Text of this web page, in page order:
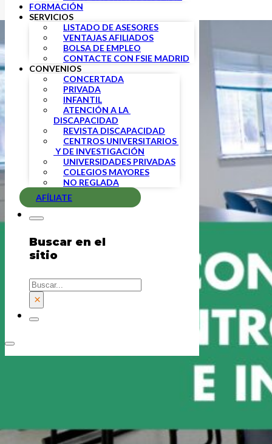
FORMACIÓN
SERVICIOS
LISTADO DE ASESORES
VENTAJAS AFILIADOS
BOLSA DE EMPLEO
CONTACTE CON FSIE MADRID
CONVENIOS
CONCERTADA
PRIVADA
INFANTIL
ATENCIÓN A LA
DISCAPACIDAD
REVISTA DISCAPACIDAD
CENTROS UNIVERSITARIOS
Y DE INVESTIGACIÓN
UNIVERSIDADES PRIVADAS
COLEGIOS MAYORES
NO REGLADA
AFÍLIATE
Buscar en el
sitio
Buscar
×